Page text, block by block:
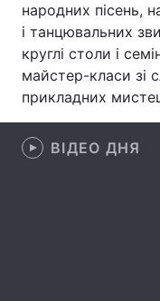
Зброя
Здоров'я
Цікавинки
Екологія
народних пісень,
і танцювальних
круглі столи і
майстер-класи зі
прикладних
ВІДЕО ДНЯ